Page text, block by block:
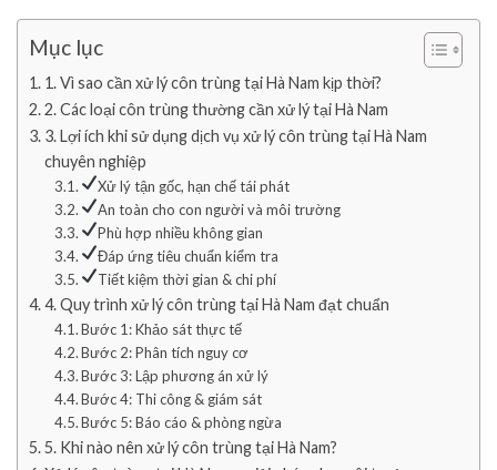
Mục lục
1. Vì sao cần xử lý côn trùng tại Hà Nam kịp thời?
2. Các loại côn trùng thường cần xử lý tại Hà Nam
3. Lợi ích khi sử dụng dịch vụ xử lý côn trùng tại Hà Nam
chuyên nghiệp
Xử lý tận gốc, hạn chế tái phát
An toàn cho con người và môi trường
Phù hợp nhiều không gian
Đáp ứng tiêu chuẩn kiểm tra
Tiết kiệm thời gian & chi phí
4. Quy trình xử lý côn trùng tại Hà Nam đạt chuẩn
Bước 1: Khảo sát thực tế
Bước 2: Phân tích nguy cơ
Bước 3: Lập phương án xử lý
Bước 4: Thi công & giám sát
Bước 5: Báo cáo & phòng ngừa
5. Khi nào nên xử lý côn trùng tại Hà Nam?